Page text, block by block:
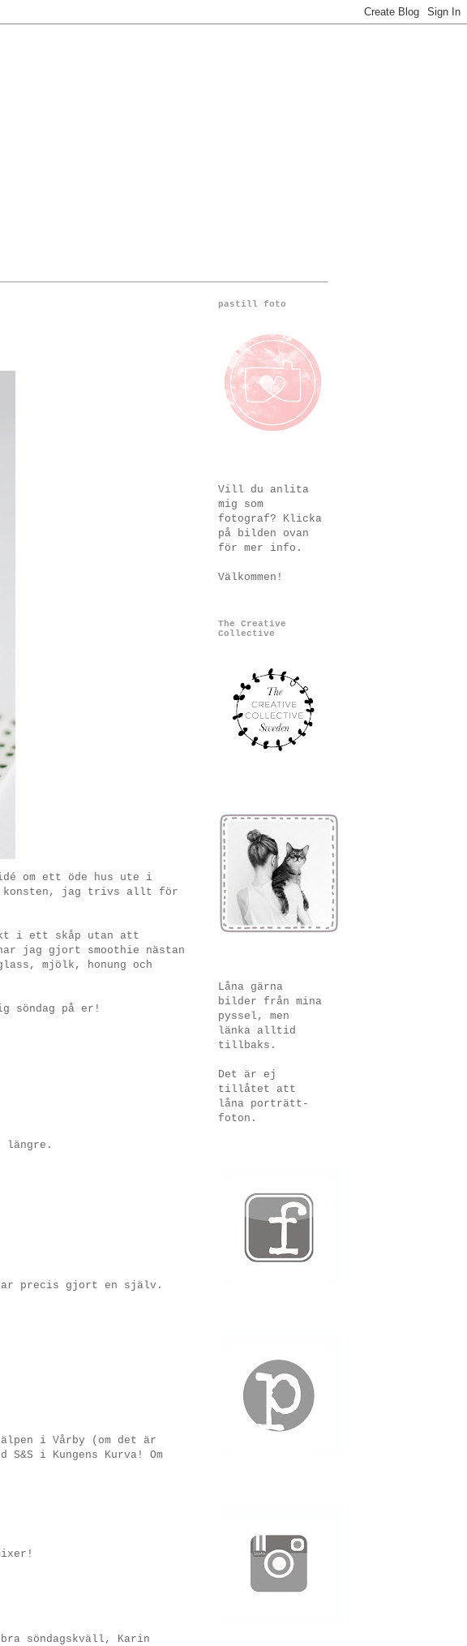
om ett öde hus ute i
konsten, jag trivs allt för
i ett skåp utan att
jag gjort smoothie nästan
mjölk, honung och
söndag på er!
längre.
precis gjort en själv.
i Vårby (om det är
i Kungens Kurva! Om
söndagskväll, Karin
pastill foto
Vill du anlita
mig som
fotograf? Klicka
på bilden ovan
för mer info.
Välkommen!
The Creative
Collective
Låna gärna
bilder från mina
pyssel, men
länka alltid
tillbaks.
Det är ej
tillåtet att
låna porträtt-
foton.